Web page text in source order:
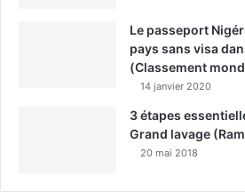
Le passeport
pays sans visa
(Classement
14 janvier 2020
3 étapes
Grand lavage
20 mai 2018